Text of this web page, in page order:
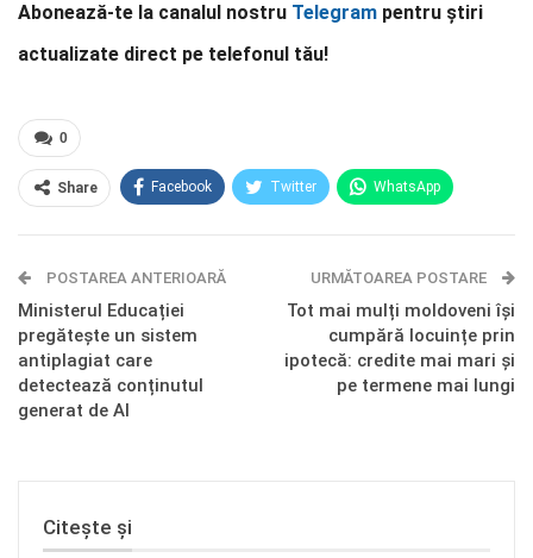
Abonează-te la canalul nostru Telegram pentru știri
actualizate direct pe telefonul tău!
0
Share Facebook Twitter WhatsApp
Telegram OK.ru
POSTAREA ANTERIOARĂ
Ministerul Educației
pregătește un sistem
antiplagiat care
detectează conținutul
generat de AI
URMĂTOAREA POSTARE
Tot mai mulți moldoveni își
cumpără locuințe prin
ipotecă: credite mai mari și
pe termene mai lungi
Citește și